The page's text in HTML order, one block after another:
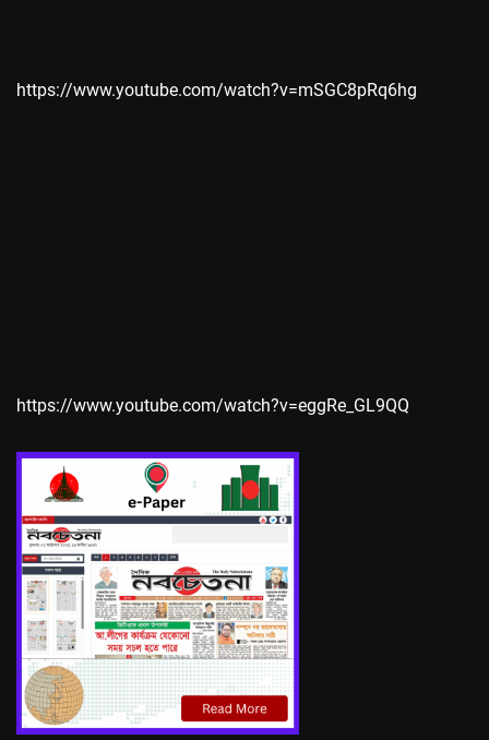
https://www.youtube.com/watch?v=mSGC8pRq6hg
https://www.youtube.com/watch?v=eggRe_GL9QQ